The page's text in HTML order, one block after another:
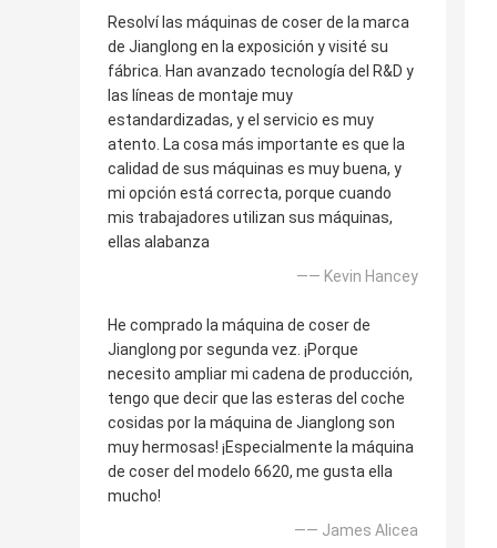
Resolví las máquinas de coser de la marca
de Jianglong en la exposición y visité su
fábrica. Han avanzado tecnología del R&D y
las líneas de montaje muy
estandardizadas, y el servicio es muy
atento. La cosa más importante es que la
calidad de sus máquinas es muy buena, y
mi opción está correcta, porque cuando
mis trabajadores utilizan sus máquinas,
ellas alabanza
—— Kevin Hancey
He comprado la máquina de coser de
Jianglong por segunda vez. ¡Porque
necesito ampliar mi cadena de producción,
tengo que decir que las esteras del coche
cosidas por la máquina de Jianglong son
muy hermosas! ¡Especialmente la máquina
de coser del modelo 6620, me gusta ella
mucho!
—— James Alicea